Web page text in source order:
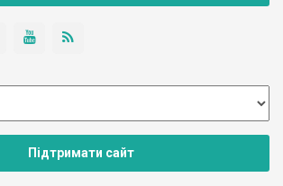
Підтримати сайт